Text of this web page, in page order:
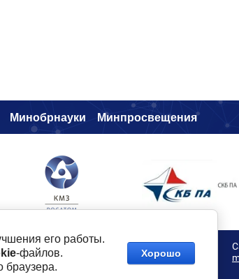
Минобрнауки Минпросвещения
его работы.
-файлов.
браузера.
Хорошо